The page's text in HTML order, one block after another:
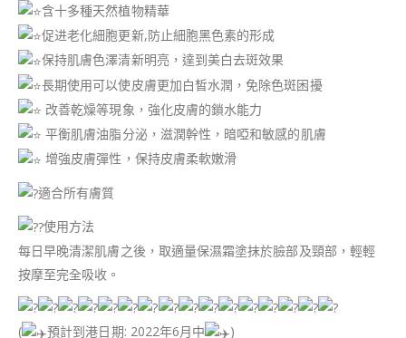
含十多種天然植物精華
促进老化細胞更新,防止細胞黑色素的形成
保持肌膚色澤清新明亮，達到美白去斑效果
長期使用可以使皮膚更加白皙水潤，免除色斑困擾
改善乾燥等現象，強化皮膚的鎖水能力
平衡肌膚油脂分泌，滋潤幹性，暗啞和敏感的肌膚
增強皮膚彈性，保持皮膚柔軟嫩滑
適合所有膚質
使用方法
每日早晚清潔肌膚之後，取適量保濕霜塗抹於臉部及頸部，輕輕
按摩至完全吸收。
( 預計到港日期: 2022年6月中
)